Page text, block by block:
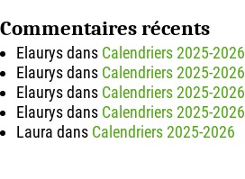
Commentaires récents
Elaurysdans Calendriers 2025-2026
Elaurysdans Calendriers 2025-2026
Elaurysdans Calendriers 2025-2026
Elaurysdans Calendriers 2025-2026
Laura dans Calendriers 2025-2026